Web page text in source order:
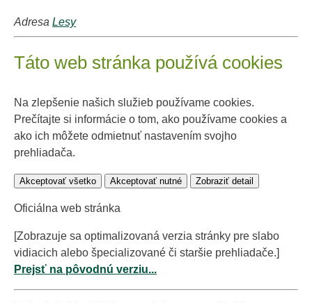
Adresa Lesy
Táto web stránka používá cookies
Na zlepšenie našich služieb používame cookies.
Prečítajte si informácie o tom, ako používame cookies a
ako ich môžete odmietnuť nastavením svojho
prehliadača.
Akceptovať všetko Akceptovať nutné Zobraziť detail
Oficiálna web stránka
[Zobrazuje sa optimalizovaná verzia stránky pre slabo
vidiacich alebo špecializované či staršie prehliadače.]
Prejsť na pôvodnú verziu...